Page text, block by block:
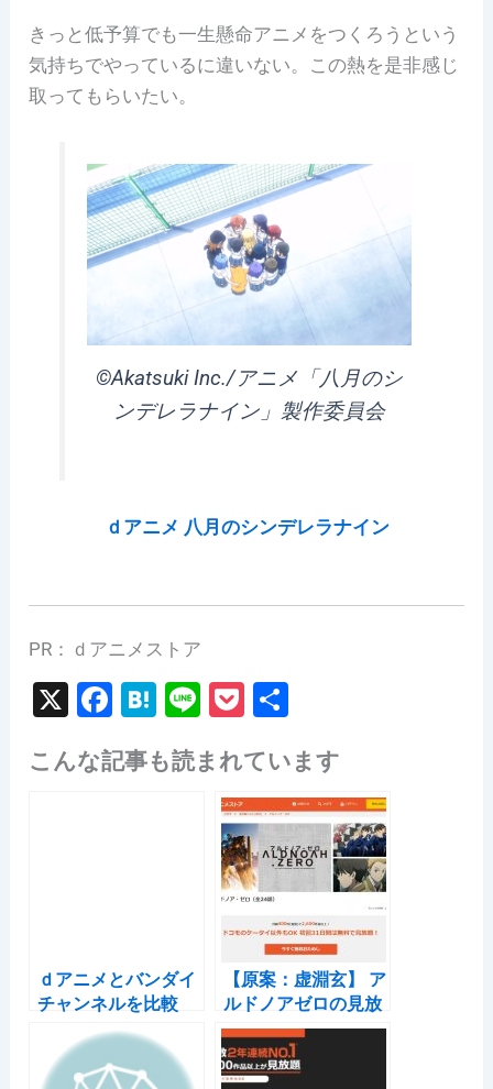
きっと低予算でも一生懸命アニメをつくろうという
気持ちでやっているに違いない。この熱を是非感じ
取ってもらいたい。
©Akatsuki Inc./アニメ「八月のシ
ンデレラナイン」製作委員会
ｄアニメ 八月のシンデレラナイン
PR：ｄアニメストア
X
F
c
H
e
Li
e
P
c
k
et
こんな記事も読まれています
ｄアニメとバンダイ
チャンネルを比較
【配信作品は…かな
り違う】
【原案：虚淵玄】 ア
ルドノアゼロの見放
題配信サイトを比較